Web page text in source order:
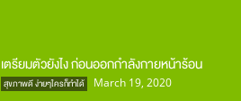
เตรียมตัวยังไง ก่อนออกกำลังกายหน้าร้อน
สุขภาพดี ง่ายๆใครก็ทำได้ March 19, 2020